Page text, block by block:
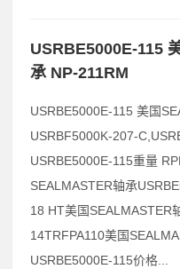
USRBE5000E-115
承 NP-211RM
USRBE5000E-115 美国
USRBF5000K-207-
USRBE5000E-115重量
SEALMASTER轴承
18 HT美国SEALMASTER
14TRFPA110美国
USRBE5000E-115价格...